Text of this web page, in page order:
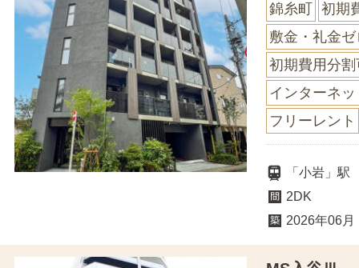
錦糸町
初期
敷金・礼金ゼ
初期費用分割
インターネ
フリーレント
「小岩」
2DK
2026年06月